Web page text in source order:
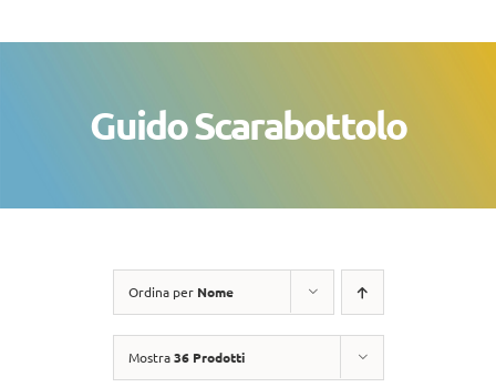
Guido Scarabottolo
Ordina per Nome
Mostra36 Prodotti